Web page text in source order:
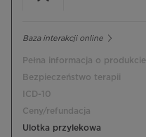
Baza interakcji online
Pełna informacja o produkcie
Bezpieczeństwo terapii
ICD-10
Ceny/refundacja
Ulotka przylekowa